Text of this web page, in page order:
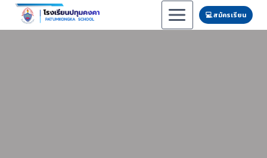
Skip
💻 สมัครเรียน